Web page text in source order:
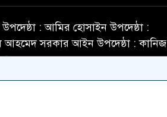
উপদেষ্ঠা : আমির হোসাইন উপদেষ্ঠা :
আহমেদ সরকার আইন উপদেষ্ঠা : কানিজ